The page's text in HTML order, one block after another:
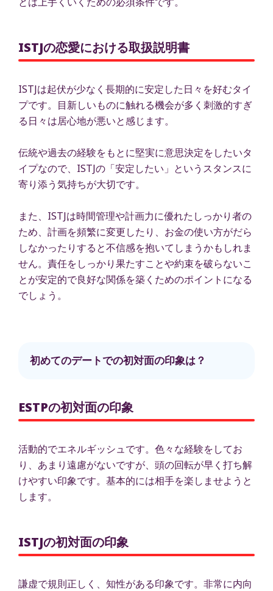
ISTJの恋愛における取扱説明書
ISTJは起伏が少なく長期的に安定した日々を好むタイ
プです。目新しいものに触れる機会が多く刺激的すぎ
る日々は居心地が悪いと感じます。
伝統や過去の経験をもとに堅実に意思決定をしたいタ
イプなので、ISTJの「安定したい」というスタンスに
寄り添う気持ちが大切です。
また、ISTJは時間管理や計画力に優れたしっかり者の
ため、計画を頻繁に変更したり、お金の使い方がだら
しなかったりすると不信感を抱いてしまうかもしれま
せん。責任をしっかり果たすことや約束を破らないこ
とが安定的で良好な関係を築くためのポイントになる
でしょう。
初めてのデートでの初対面の印象は？
ESTPの初対面の印象
活動的でエネルギッシュです。色々な経験をしてお
り、あまり遠慮がないですが、頭の回転が早く打ち解
けやすい印象です。基本的には相手を楽しませようと
します。
ISTJの初対面の印象
謙虚で規則正しく、知性がある印象です。非常に内向